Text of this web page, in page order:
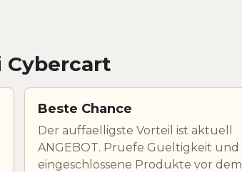
Cybercart
Beste Chance
Der auffaelligste Vorteil ist aktuell
ANGEBOT. Pruefe Gueltigkeit und
eingeschlossene Produkte vor dem